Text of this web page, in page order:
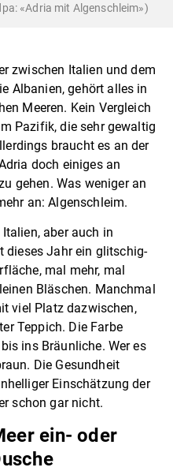
«Adria mit Algenschleim»)
zwischen Italien und dem
Albanien, gehört alles in
Meeren. Kein Vergleich
Pazifik, die sehr gewaltig
braucht es an der
doch einiges an
gehen. Was weniger an
an: Algenschleim.
aber auch in
dieses Jahr ein glitschig-
mal mehr, mal
Bläschen. Manchmal
viel Platz dazwischen,
Teppich. Die Farbe
ins Bräunliche. Wer es
Die Gesundheit
Einschätzung der
schon gar nicht.
ein- oder